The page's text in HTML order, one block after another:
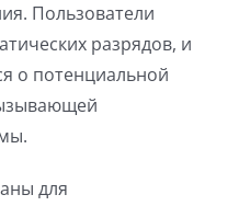
Пользователи
разрядов, и
о потенциальной
для